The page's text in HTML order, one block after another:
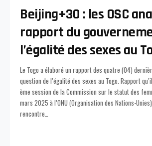
Beijing+30 : les OSC
rapport du
l’égalité des sexes au
Le Togo a élaboré un rapport des quatre (04)
question de l’égalité des sexes au Togo. Rapport
ème session de la Commission sur le statut des
mars 2025 à l’ONU (Organisation des Nations-
rencontre…